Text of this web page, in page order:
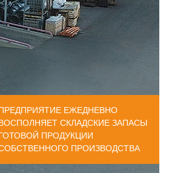
ЕЖЕДНЕВНО
СКЛАДСКИЕ ЗАПАСЫ
ПРОДУКЦИИ
ПРОИЗВОДСТВА